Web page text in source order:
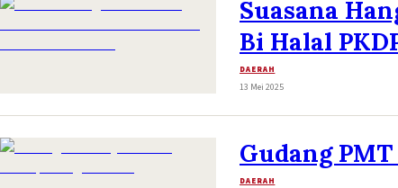
Suasana
Bi Halal
DAERAH
13 Mei 2025
Gudang
DAERAH